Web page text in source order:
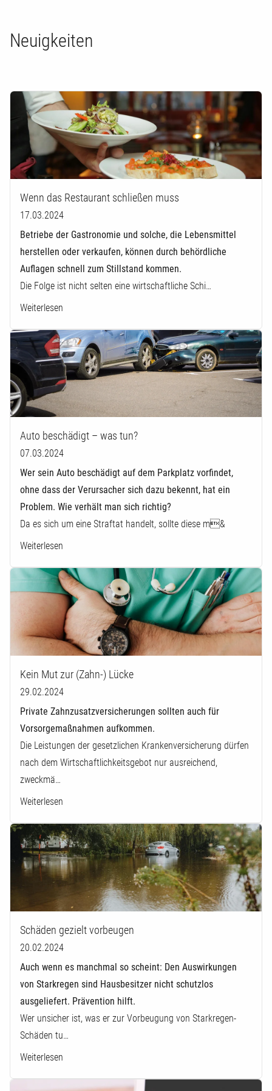
Neuigkeiten
Wenn das Restaurant schließen muss
17.03.2024
Betriebe der Gastronomie und solche, die Lebensmittel
herstellen oder verkaufen, können durch behördliche
Auflagen schnell zum Stillstand kommen.
Die Folge ist nicht selten eine wirtschaftliche Schi…
Weiterlesen
Auto beschädigt – was tun?
07.03.2024
Wer sein Auto beschädigt auf dem Parkplatz vorfindet,
ohne dass der Verursacher sich dazu bekennt, hat ein
Problem. Wie verhält man sich richtig?
Da es sich um eine Straftat handelt, sollte diese m&
Weiterlesen
Kein Mut zur (Zahn-) Lücke
29.02.2024
Private Zahnzusatzversicherungen sollten auch für
Vorsorgemaßnahmen aufkommen.
Die Leistungen der gesetzlichen Krankenversicherung dürfen
nach dem Wirtschaftlichkeitsgebot nur ausreichend,
zweckmä…
Weiterlesen
Schäden gezielt vorbeugen
20.02.2024
Auch wenn es manchmal so scheint: Den Auswirkungen
von Starkregen sind Hausbesitzer nicht schutzlos
ausgeliefert. Prävention hilft.
Wer unsicher ist, was er zur Vorbeugung von Starkregen-
Schäden tu…
Weiterlesen